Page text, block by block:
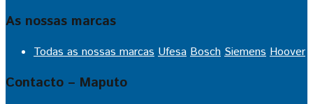
As nossas marcas
Todas as nossas marcas Ufesa Bosch Siemens Hoover
Contacto – Maputo